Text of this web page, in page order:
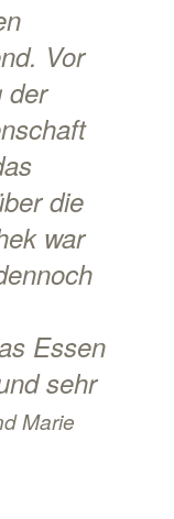
Vor
der
die
war
Essen
sehr
Marie